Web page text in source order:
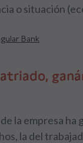
o situación
Bank
la empresa ha
la del